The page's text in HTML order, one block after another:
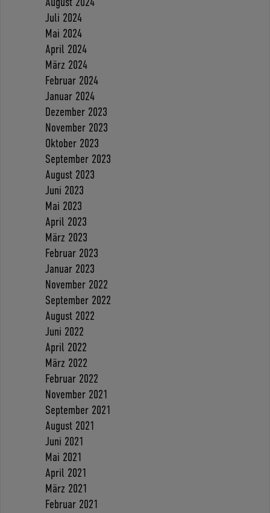
Juli 2024
Mai 2024
April 2024
März 2024
Februar 2024
Januar 2024
Dezember 2023
November 2023
Oktober 2023
September 2023
August 2023
Juni 2023
Mai 2023
April 2023
März 2023
Februar 2023
Januar 2023
November 2022
September 2022
August 2022
Juni 2022
April 2022
März 2022
Februar 2022
November 2021
September 2021
August 2021
Juni 2021
Mai 2021
April 2021
März 2021
Februar 2021